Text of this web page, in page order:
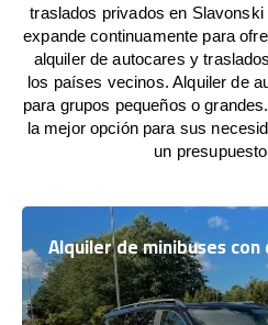
traslados privados en
expande continuamente para
alquiler de autocares y
los países vecinos. Alquiler de
para grupos pequeños o
la mejor opción para sus
un
Alquiler de minibuses